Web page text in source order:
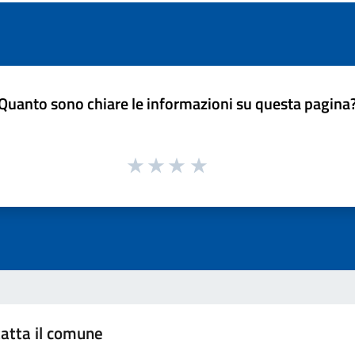
sono chiare le informazioni su questa
il comune